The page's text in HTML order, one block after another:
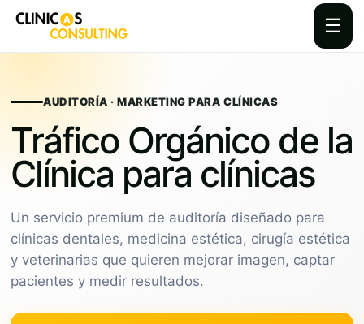
☰
contentAUDITORÍA · MARKETING PARA CLÍNICAS
Tráfico Orgánico de la
Clínica para clínicas
Un servicio premium de auditoría diseñado para
clínicas dentales, medicina estética, cirugía estética
y veterinarias que quieren mejorar imagen, captar
pacientes y medir resultados.